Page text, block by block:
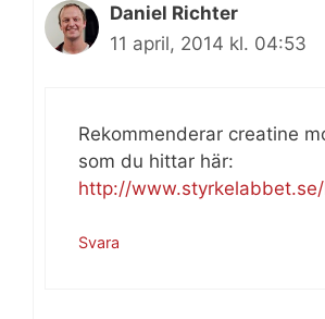
Daniel Richter
11 april, 2014 kl. 04:53
Rekommenderar creatine
som du hittar här:
http://
Svara